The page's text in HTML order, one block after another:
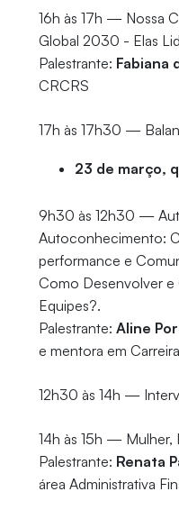
16h às 17h — Nossa
Global 2030 - Elas
Palestrante: Fabiana
CRCRS
17h às 17h30 —
23 de março,
9h30 às 12h30 —
Autoconhecimento:
performance e
Como Desenvolver e
Equipes?.
Palestrante: Aline
e mentora em
12h30 às 14h —
14h às 15h — Mulher,
Palestrante: Renata
área Administrativa